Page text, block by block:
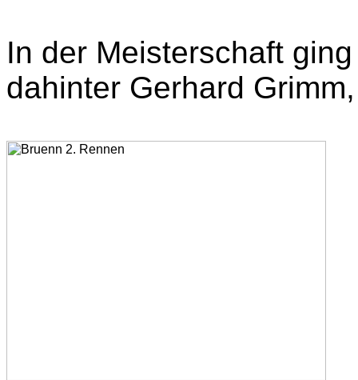
In der Meisterschaft
dahinter Gerhard